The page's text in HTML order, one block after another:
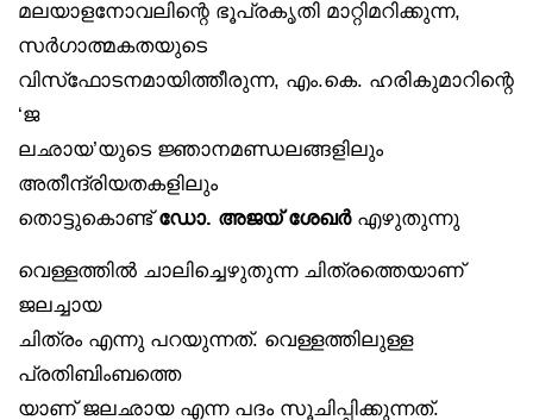
മലയാളനോവലിന്റെ ഭൂപ്രകൃതി മാറ്റിമറിക്കുന്ന,
സർഗാത്മകതയുടെ
വിസ്‌ഫോടനമായിത്തീരുന്ന, എം.കെ. ഹരികുമാറിന്റെ
‘ജ
ലഛായ’യുടെ ജ്ഞാനമണ്ഡലങ്ങളിലും
അതീന്ദ്രിയതകളിലും
തൊട്ടുകൊണ്ട്ഡോ. അജയ് ശേഖർഎഴുതുന്നു
വെള്ളത്തിൽ ചാലിച്ചെഴുതുന്ന ചിത്രത്തെയാണ്
ജലച്ചായ
ചിത്രം എന്നു പറയുന്നത്. വെള്ളത്തിലുള്ള
പ്രതിബിംബത്തെ
യാണ് ജലഛായ എന്ന പദം സൂചിപ്പിക്കുന്നത്.